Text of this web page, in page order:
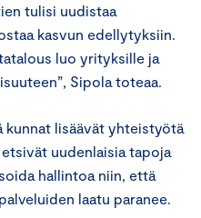
tulisi uudistaa
kasvun edellytyksiin.
luo yrityksille ja
Sipola toteaa.
kunnat lisäävät yhteistyötä
uudenlaisia tapoja
hallintoa niin, että
laatu paranee.